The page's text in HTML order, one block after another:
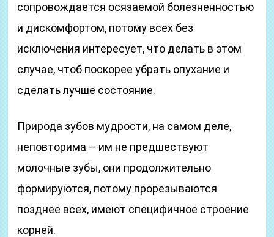
сопровождается осязаемой болезненностью
и дискомфортом, потому всех без
исключения интересует, что делать в этом
случае, чтоб поскорее убрать опухание и
сделать лучше состояние.
Природа зубов мудрости, на самом деле,
неповторима – им не предшествуют
молочные зубы, они продолжительно
формируются, потому прорезываются
позднее всех, имеют специфичное строение
корней.